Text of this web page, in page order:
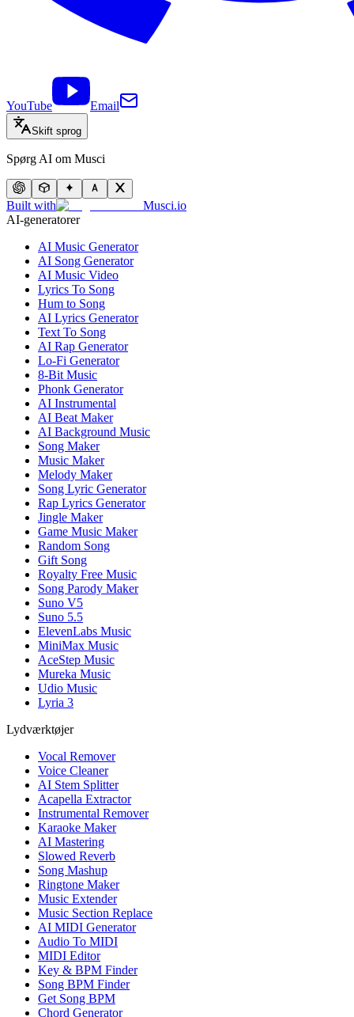
YouTube Email
Skift sprog
Spørg AI om Musci
Built with
Musci.io
AI-generatorer
AI Music Generator
AI Song Generator
AI Music Video
Lyrics To Song
Hum to Song
AI Lyrics Generator
Text To Song
AI Rap Generator
Lo-Fi Generator
8-Bit Music
Phonk Generator
AI Instrumental
AI Beat Maker
AI Background Music
Song Maker
Music Maker
Melody Maker
Song Lyric Generator
Rap Lyrics Generator
Jingle Maker
Game Music Maker
Random Song
Gift Song
Royalty Free Music
Song Parody Maker
Suno V5
Suno 5.5
ElevenLabs Music
MiniMax Music
AceStep Music
Mureka Music
Udio Music
Lyria 3
Lydværktøjer
Vocal Remover
Voice Cleaner
AI Stem Splitter
Acapella Extractor
Instrumental Remover
Karaoke Maker
AI Mastering
Slowed Reverb
Song Mashup
Ringtone Maker
Music Extender
Music Section Replace
AI MIDI Generator
Audio To MIDI
MIDI Editor
Key & BPM Finder
Song BPM Finder
Get Song BPM
Chord Generator